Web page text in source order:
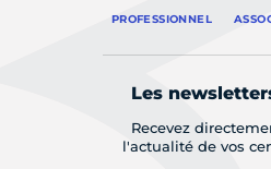
PROFESSIONNEL
Les
Recevez
l'actualité de vos